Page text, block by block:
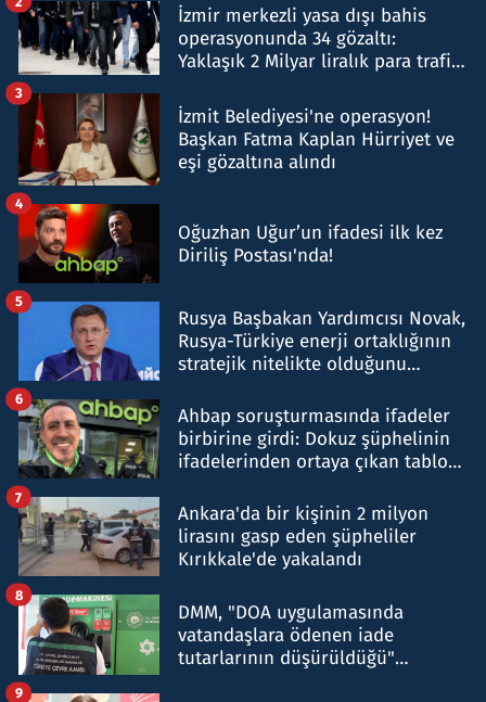
İzmir merkezli yasa dışı bahis
operasyonunda 34 gözaltı:
Yaklaşık 2 Milyar liralık para trafiği
İzmit Belediyesi'ne operasyon!
Başkan Fatma Kaplan Hürriyet ve
eşi gözaltına alındı
3
Oğuzhan Uğur’un ifadesi ilk kez
Diriliş Postası'nda!
4
Rusya Başbakan Yardımcısı Novak,
Rusya-Türkiye enerji ortaklığının
stratejik nitelikte olduğunu
5
Ahbap soruşturmasında ifadeler
birbirine girdi: Dokuz şüphelinin
ifadelerinden ortaya çıkan tablo
6
Ankara'da bir kişinin 2 milyon
lirasını gasp eden şüpheliler
Kırıkkale'de yakalandı
7
DMM, "DOA uygulamasında
vatandaşlara ödenen iade
tutarlarının düşürüldüğü"
8
9